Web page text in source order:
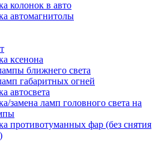
колонок в авто
автомагнитолы
ксенона
ближнего света
габаритных огней
автосвета
замена ламп головного света на
противотуманных фар (без снятия